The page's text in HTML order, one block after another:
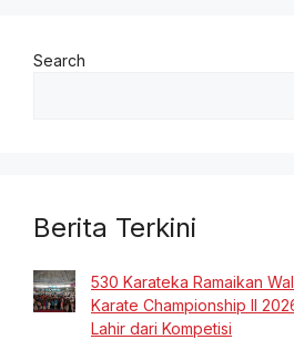
Search
Berita Terkini
530 Karateka Ramaikan
Karate Championship II
Lahir dari Kompetisi